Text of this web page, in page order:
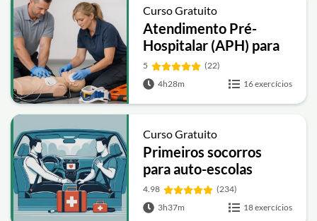
Curso Gratuito
Atendimento Pré-
Hospitalar (APH) para
Socorristas: Primeiros
Socorros, Trauma e
5
(22)
4h28m
16 exercícios
Curso Gratuito
Primeiros socorros
para auto-escolas
4.98
(234)
3h37m
18 exercícios